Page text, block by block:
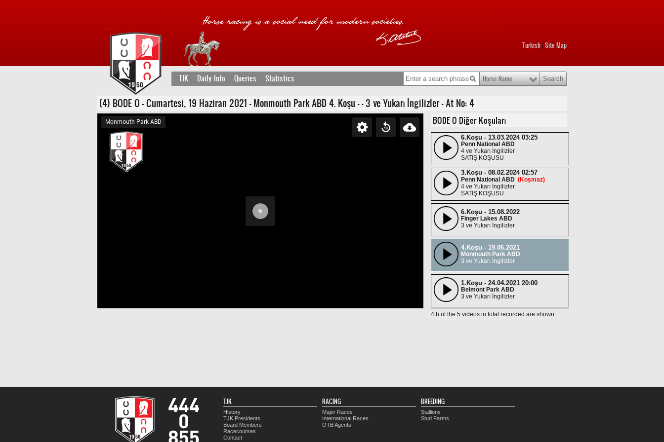
Turkish Site Map
TJK Daily Info Queries Statistics Horse Name
(4) BODE O - Cumartesi, 19 Haziran 2021 - Monmouth Park ABD 4. Koşu - - 3 ve Yukarı İngilizler - At No: 4
Monmouth Park ABD BODE O Diğer Koşuları
6.Koşu - 13.03.2024 03:25
Penn National ABD
4 ve Yukarı İngilizler
SATIŞ KOŞUSU
3.Koşu - 08.02.2024 02:57
Penn National ABD (Koşmaz)
4 ve Yukarı İngilizler
SATIŞ KOŞUSU
6.Koşu - 15.08.2022
Finger Lakes ABD
3 ve Yukarı İngilizler
4.Koşu - 19.06.2021
Monmouth Park ABD
3 ve Yukarı İngilizler
1.Koşu - 24.04.2021 20:00
Belmont Park ABD
3 ve Yukarı İngilizler
4th of the 5 videos in total recorded are shown.
TJK
History
TJK Presidents
Board Members
Racecourses
Contact
RACING
Major Races
International Races
OTB Agents
BREEDING
Stallions
Stud Farms